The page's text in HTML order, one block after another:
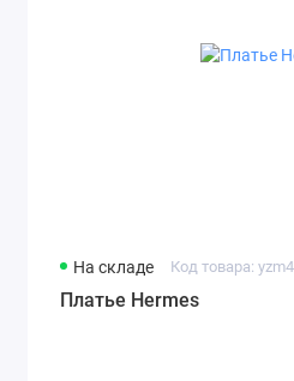
На складе Код товара:
Платье Hermes